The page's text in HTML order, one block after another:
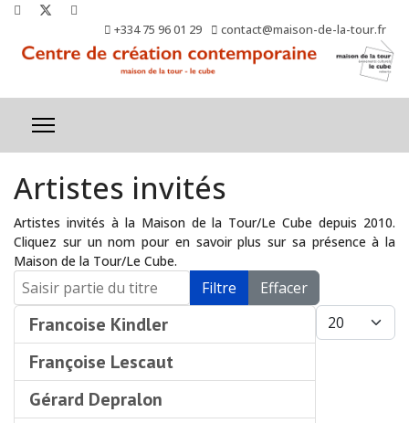
+334 75 96 01 29 contact@maison-de-la-tour.fr
Artistes invités
Artistes invités à la Maison de la Tour/Le Cube depuis 2010.
Cliquez sur un nom pour en savoir plus sur sa présence à la
Maison de la Tour/Le Cube.
Saisir partie du titre
Filtre Effacer
Afficher #
Francoise Kindler
Françoise Lescaut
Gérard Depralon